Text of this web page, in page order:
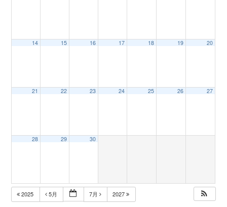
14 15 16 17 18 19 20
21 22 23 24 25 26 27
28 29 30
2025 5月 7月 2027